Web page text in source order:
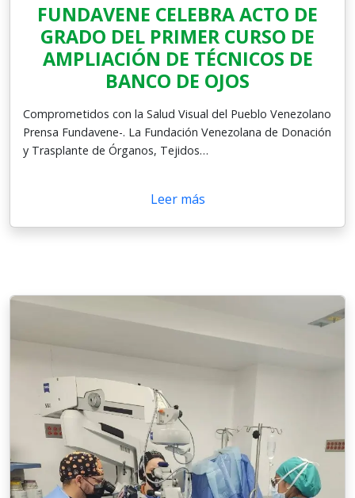
FUNDAVENE CELEBRA ACTO DE
GRADO DEL PRIMER CURSO DE
AMPLIACIÓN DE TÉCNICOS DE
BANCO DE OJOS
Comprometidos con la Salud Visual del Pueblo Venezolano
Prensa Fundavene-. La Fundación Venezolana de Donación
y Trasplante de Órganos, Tejidos…
Leer más